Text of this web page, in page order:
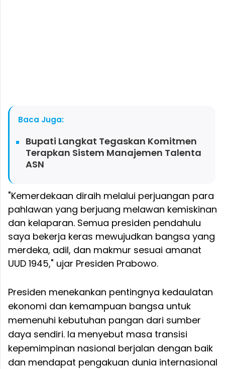
Baca Juga:
Bupati Langkat Tegaskan Komitmen
Terapkan Sistem Manajemen Talenta
ASN
"Kemerdekaan diraih melalui perjuangan para
pahlawan yang berjuang melawan kemiskinan
dan kelaparan. Semua presiden pendahulu
saya bekerja keras mewujudkan bangsa yang
merdeka, adil, dan makmur sesuai amanat
UUD 1945," ujar Presiden Prabowo.
Presiden menekankan pentingnya kedaulatan
ekonomi dan kemampuan bangsa untuk
memenuhi kebutuhan pangan dari sumber
daya sendiri. Ia menyebut masa transisi
kepemimpinan nasional berjalan dengan baik
dan mendapat pengakuan dunia internasional